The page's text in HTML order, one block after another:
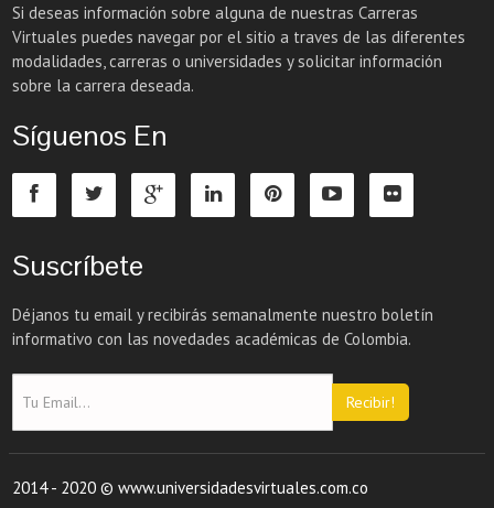
Si deseas información sobre alguna de nuestras Carreras
Virtuales puedes navegar por el sitio a traves de las diferentes
modalidades, carreras o universidades y solicitar información
sobre la carrera deseada.
Síguenos En
Suscríbete
Déjanos tu email y recibirás semanalmente nuestro boletín
informativo con las novedades académicas de Colombia.
Recibir!
2014 - 2020 © www.universidadesvirtuales.com.co